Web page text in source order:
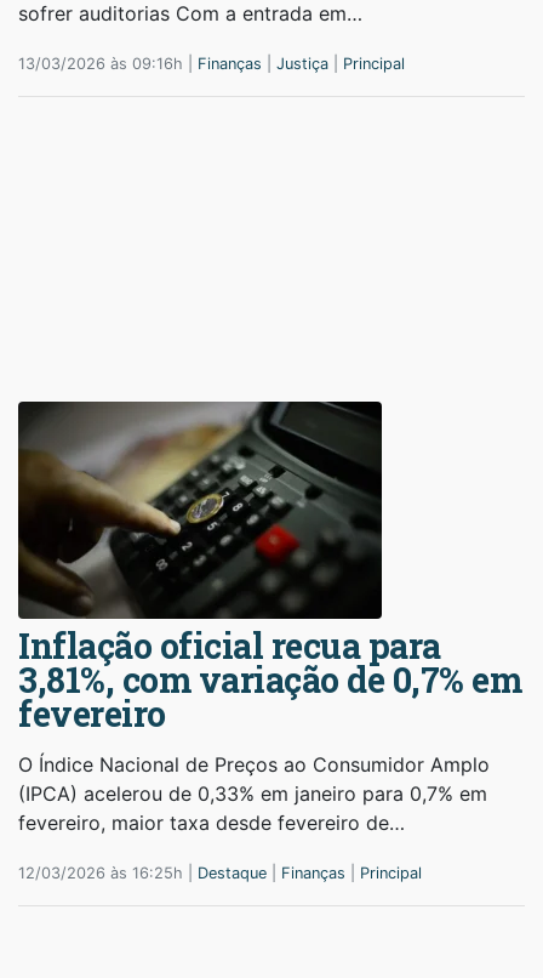
sofrer auditorias Com a entrada em…
13/03/2026 às 09:16h | Finanças Justiça Principal
Inflação oficial recua para
3,81%, com variação de 0,7% em
fevereiro
O Índice Nacional de Preços ao Consumidor Amplo
(IPCA) acelerou de 0,33% em janeiro para 0,7% em
fevereiro, maior taxa desde fevereiro de…
12/03/2026 às 16:25h | Destaque Finanças Principal